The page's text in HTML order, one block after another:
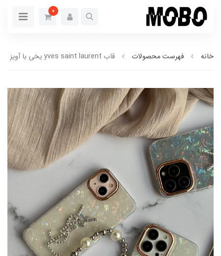
0
خانه فهرست محصولات قاب yves saint laurent یخی با آویز (کدC1515)